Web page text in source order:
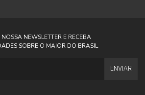
NEWSLETTER E RECEBA
SOBRE O MAIOR DO BRASIL
ENVIAR